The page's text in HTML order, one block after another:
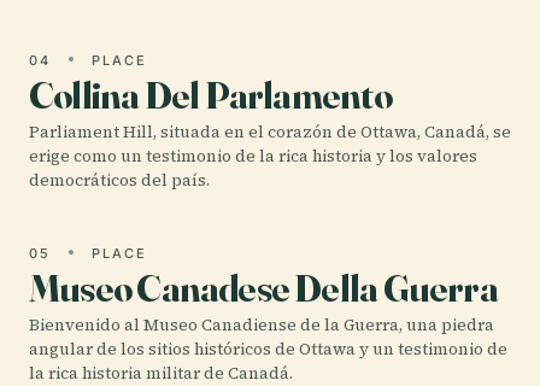
04 PLACE
Collina Del Parlamento
Parliament Hill, situada en el corazón de Ottawa, Canadá, se
erige como un testimonio de la rica historia y los valores
democráticos del país.
05 PLACE
Museo Canadese Della Guerra
Bienvenido al Museo Canadiense de la Guerra, una piedra
angular de los sitios históricos de Ottawa y un testimonio de
la rica historia militar de Canadá.